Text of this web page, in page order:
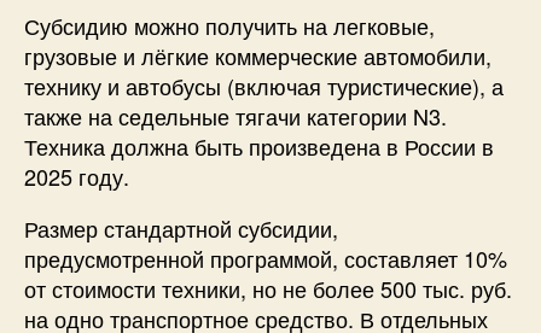
Субсидию можно получить на легковые,
грузовые и лёгкие коммерческие автомобили,
технику и автобусы (включая туристические), а
также на седельные тягачи категории N3.
Техника должна быть произведена в России в
2025 году.
Размер стандартной субсидии,
предусмотренной программой, составляет 10%
от стоимости техники, но не более 500 тыс. руб.
на одно транспортное средство. В отдельных